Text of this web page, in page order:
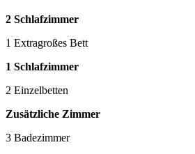
2 Schlafzimmer
1 Extragroßes Bett
1 Schlafzimmer
2 Einzelbetten
Zusätzliche Zimmer
3 Badezimmer